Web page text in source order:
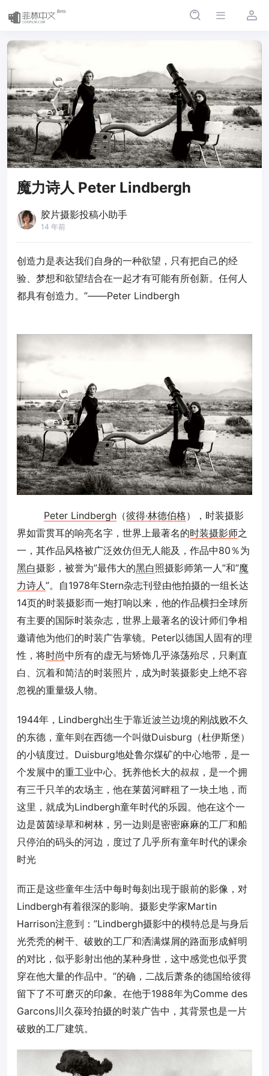
魔力诗人 Peter Lindbergh
胶片摄影投稿小助手
14 年前
创造力是表达我们自身的一种欲望，只有把自己的经
验、梦想和欲望结合在一起才有可能有所创新。任何人
都具有创造力。”――Peter Lindbergh
Peter Lindbergh （彼得·林德伯格），时装摄影
界如雷贯耳的响亮名字，世界上最著名的时装摄影师之
一，其作品风格被广泛效仿但无人能及，作品中80％为
黑白摄影，被誉为”最伟大的黑白照摄影师第一人”和”魔
力诗人”。自1978年Stern杂志刊登由他拍摄的一组长达
14页的时装摄影而一炮打响以来，他的作品横扫全球所
有主要的国际时装杂志，世界上最著名的设计师们争相
邀请他为他们的时装广告掌镜。Peter以德国人固有的理
性，将时尚中所有的虚无与矫饰几乎涤荡殆尽，只剩直
白、沉着和简洁的时装照片，成为时装摄影史上绝不容
忽视的重量级人物。
1944年，Lindbergh出生于靠近波兰边境的刚战败不久
的东德，童年则在西德一个叫做Duisburg（杜伊斯堡）
的小镇度过。Duisburg地处鲁尔煤矿的中心地带，是一
个发展中的重工业中心。抚养他长大的叔叔，是一个拥
有三千只羊的农场主，他在莱茵河畔租了一块土地，而
这里，就成为Lindbergh童年时代的乐园。他在这个一
边是茵茵绿草和树林，另一边则是密密麻麻的工厂和船
只停泊的码头的河边，度过了几乎所有童年时代的课余
时光
而正是这些童年生活中每时每刻出现于眼前的影像，对
Lindbergh有着很深的影响。摄影史学家Martin
Harrison注意到：”Lindbergh摄影中的模特总是与身后
光秃秃的树干、破败的工厂和洒满煤屑的路面形成鲜明
的对比，似乎影射出他的某种身世，这中感觉也似乎贯
穿在他大量的作品中。”的确，二战后萧条的德国给彼得
留下了不可磨灭的印象。在他于1988年为Comme des
Garcons川久葆玲拍摄的时装广告中，其背景也是一片
破败的工厂建筑。